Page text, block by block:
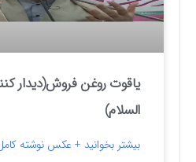
یاقوت روغن فروش(دیدار
السلام)
بیشتر بخوانید + عکس نوشته کامل »